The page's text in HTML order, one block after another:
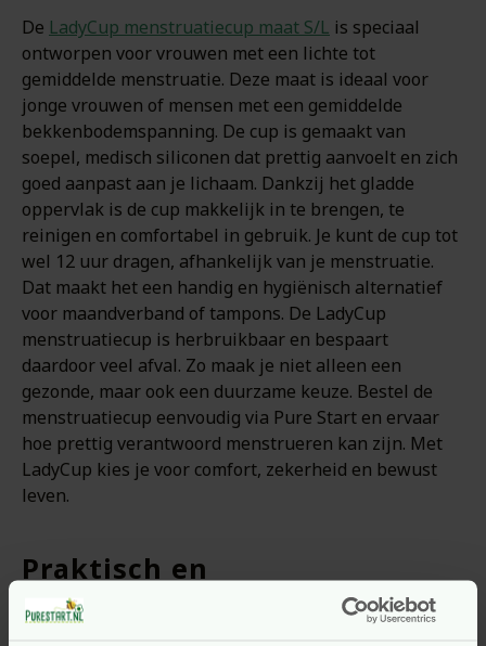
De LadyCup menstruatiecup maat S/L is speciaal
ontworpen voor vrouwen met een lichte tot
gemiddelde menstruatie. Deze maat is ideaal voor
jonge vrouwen of mensen met een gemiddelde
bekkenbodemspanning. De cup is gemaakt van
soepel, medisch siliconen dat prettig aanvoelt en zich
goed aanpast aan je lichaam. Dankzij het gladde
oppervlak is de cup makkelijk in te brengen, te
reinigen en comfortabel in gebruik. Je kunt de cup tot
wel 12 uur dragen, afhankelijk van je menstruatie.
Dat maakt het een handig en hygiënisch alternatief
voor maandverband of tampons. De LadyCup
menstruatiecup is herbruikbaar en bespaart
daardoor veel afval. Zo maak je niet alleen een
gezonde, maar ook een duurzame keuze. Bestel de
menstruatiecup eenvoudig via Pure Start en ervaar
hoe prettig verantwoord menstrueren kan zijn. Met
LadyCup kies je voor comfort, zekerheid en bewust
leven.
Praktisch en
milieuvriendelijk alternatief
voor wegwerp maandverband